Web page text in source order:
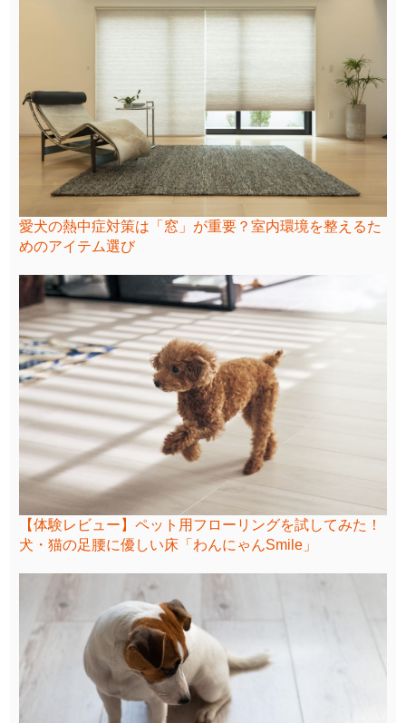
愛犬の熱中症対策は「窓」が重要？室内環境を整えるた
めのアイテム選び
【体験レビュー】ペット用フローリングを試してみた！
犬・猫の足腰に優しい床「わんにゃんSmile」